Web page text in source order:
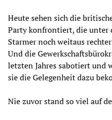
Heute sehen sich die
Party konfrontiert, die unter
Starmer noch weitaus
Und die
letzten Jahres sabotiert und
sie die Gelegenheit dazu
Nie zuvor stand so viel auf